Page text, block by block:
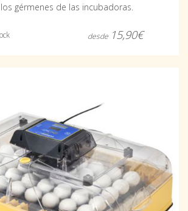
gérmenes de las incubadoras.
desde 15,90€